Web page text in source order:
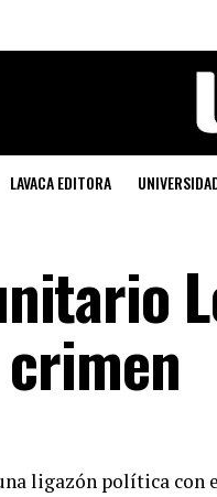
LAVACA EDITORA
ligazón política con